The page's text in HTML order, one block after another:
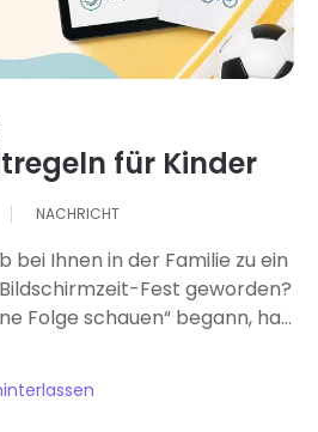
für Kinder
NACHRICHT
bei Ihnen in der Familie zu ein
Fest geworden?
Folge schauen“ begann, hat
Schlafenszeiten und Mahlzeit
Ihnen das bekannt vor? Sie
von Kindern steig